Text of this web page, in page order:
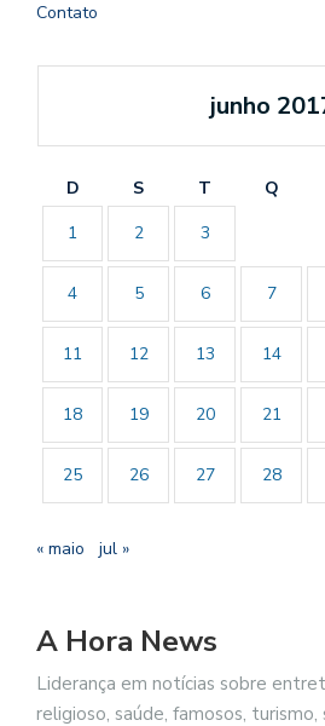
Contato
junho
D S T Q
1
2 3
4 5 6 7
11 12 13 14
18 19 20 21
25 26 27 28
« maio jul »
A Hora News
Liderança em notícias sobre
religioso, saúde, famosos,